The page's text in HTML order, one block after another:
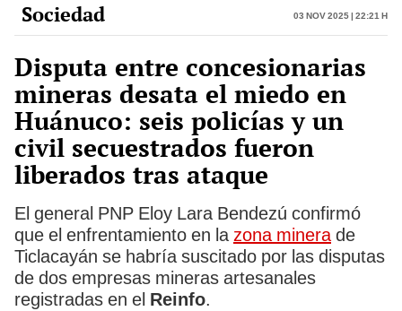
Sociedad 03 Nov 2025 | 22:21 h
Disputa entre concesionarias
mineras desata el miedo en
Huánuco: seis policías y un
civil secuestrados fueron
liberados tras ataque
El general PNP Eloy Lara Bendezú confirmó
que el enfrentamiento en la zona minerade
Ticlacayán se habría suscitado por las disputas
de dos empresas mineras artesanales
registradas en el Reinfo.